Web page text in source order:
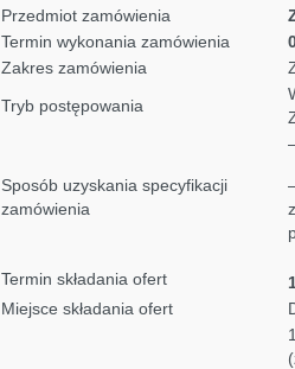
Przedmiot zamówienia
Termin wykonania zamówienia
Zakres zamówienia
Tryb postępowania
Sposób uzyskania specyfikacji
zamówienia
Termin składania ofert
Miejsce składania ofert